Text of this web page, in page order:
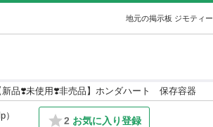
地元の掲示板 ジモティー
新品❣️未使用❣️非売品】ホンダハート 保存容器
2 お気に入り登録